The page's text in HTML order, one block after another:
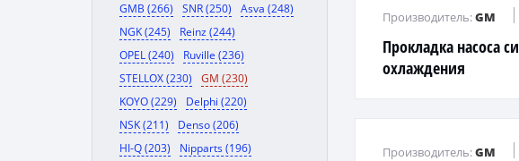
GMB (266)
SNR (250)
Asva (248)
NGK (245)
Reinz (244)
OPEL (240)
Ruville (236)
STELLOX (230)
GM (230)
KOYO (229)
Delphi (220)
NSK (211)
Denso (206)
HI-Q (203)
Nipparts (196)
Прокладка насоса
охлаждения
Производитель:GM
Производитель:GM